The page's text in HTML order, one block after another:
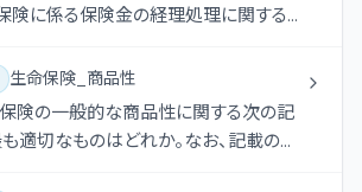
険に係る保険金の経理処理に関する
生命保険_商品性
険の一般的な商品性に関する次の記
適切なものはどれか。なお、記載のな